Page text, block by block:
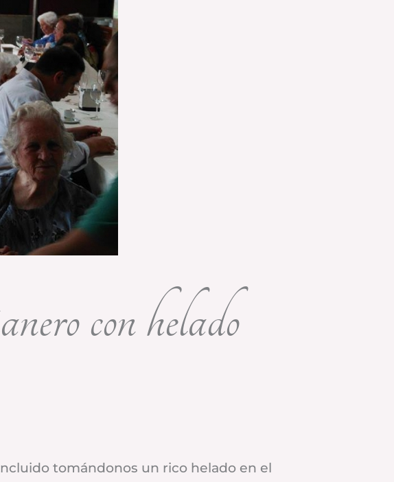
con helado
tomándonos un rico helado en el